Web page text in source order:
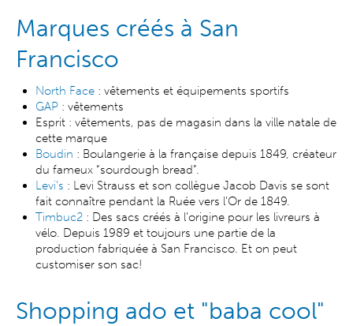
Marques créés à San
Francisco
North Face : vêtements et équipements sportifs
GAP : vêtements
Esprit : vêtements, pas de magasin dans la ville natale de
cette marque
Boudin : Boulangerie à la française depuis 1849, créateur
du fameux “sourdough bread”.
Levi’s : Levi Strauss et son collègue Jacob Davis se sont
fait connaître pendant la Ruée vers l’Or de 1849.
Timbuc2 : Des sacs créés à l'origine pour les livreurs à
vélo. Depuis 1989 et toujours une partie de la
production fabriquée à San Francisco. Et on peut
customiser son sac!
Shopping ado et "baba cool"